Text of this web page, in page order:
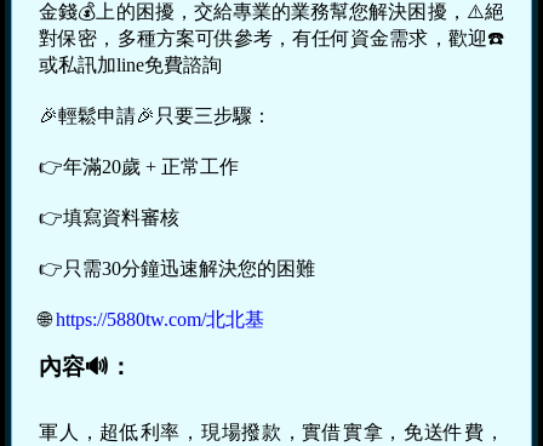
金錢💰上的困擾，交給專業的業務幫您解決困擾，⚠️絕
對保密，多種方案可供參考，有任何資金需求，歡迎☎️
或私訊加line免費諮詢
🎉輕鬆申請🎉只要三步驟：
👉年滿20歲 + 正常工作
👉填寫資料審核
👉只需30分鐘迅速解決您的困難
🌐https://5880tw.com/北北基
內容🔊：
軍人，超低利率，現場撥款，實借實拿，免送件費，